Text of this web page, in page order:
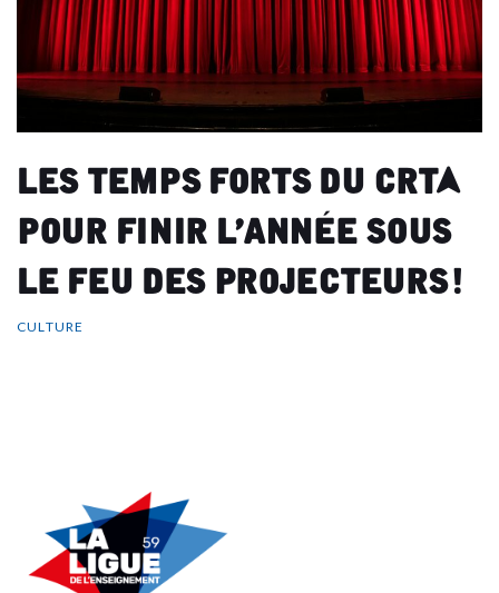
Les temps forts du CRTA
pour finir l’année sous
le feu des projecteurs !
CULTURE